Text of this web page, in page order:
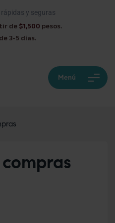
y seguras
de $1,500 pesos.
3-5 días.
Menú